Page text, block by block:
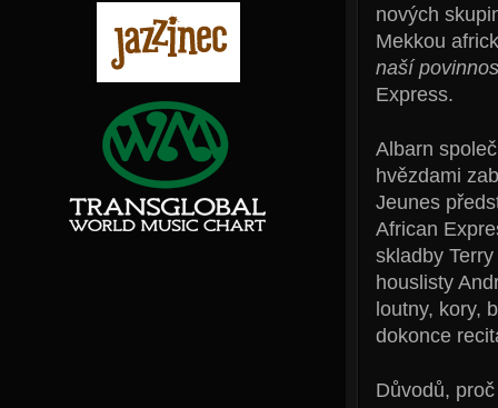
nových
Mekkou
naší
Express.
Albarn
hvězdami
Jeunes
African
skladby
houslisty
loutny, kory,
dokonce
Důvodů,